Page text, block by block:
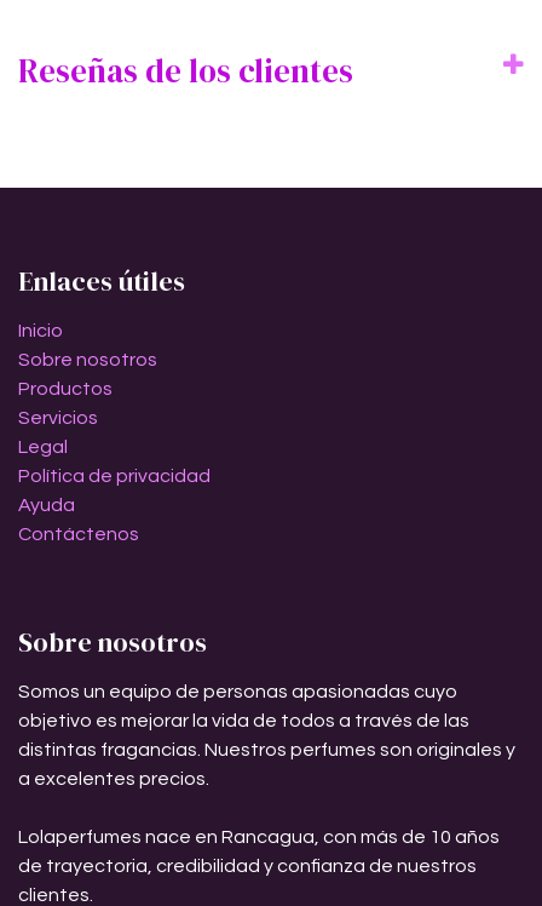
Reseñas de los clientes
Enlaces útiles
Inicio
Sobre nosotros
Productos
Servicios
Legal
Política de privacidad
Ayuda
Contáctenos
Sobre nosotros
Somos un equipo de personas apasionadas cuyo
objetivo es mejorar la vida de todos a través de las
distintas fragancias. Nuestros perfumes son originales y
a excelentes precios.
Lolaperfumes nace en Rancagua, con más de 10 años
de trayectoria, credibilidad y confianza de nuestros
clientes.